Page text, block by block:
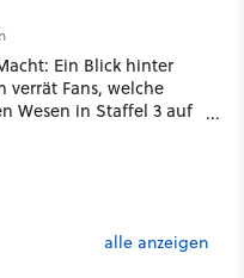
Ein Blick hinter
verrät Fans, welche
Wesen in Staffel 3 auf
alle anzeigen